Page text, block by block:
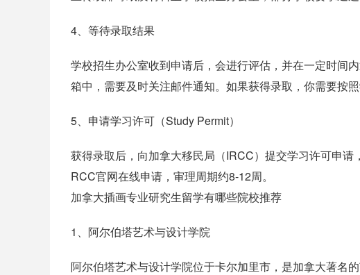
4、等待录取结果
学校招生办公室收到申请后，会进行评估，并在一定时间
箱中，需要及时关注邮件通知。如果获得录取，你需要按
5、申请学习许可（Study Permit）
获得录取后，向加拿大移民局（IRCC）提交学习许可申
RCC官网在线申请，审理周期约8-12周。
加拿大插画专业研究生留学有哪些院校推荐
1、阿尔伯塔艺术与设计学院
阿尔伯塔艺术与设计学院位于卡尔加里市，是加拿大著名